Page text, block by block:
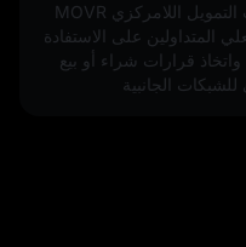
MOVR مستخدمي ومبتكري تطبيقات التمويل اللامركزي (DeFi).